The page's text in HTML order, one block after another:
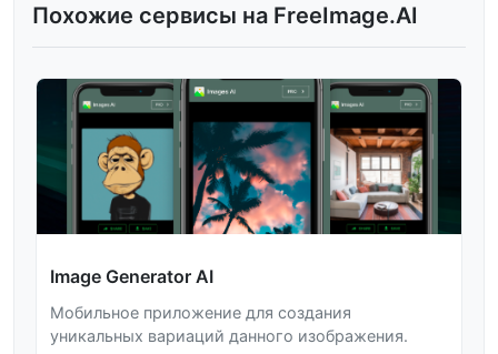
Похожие сервисы на FreeImage.AI
Image Generator AI
Мобильное приложение для создания
уникальных вариаций данного изображения.